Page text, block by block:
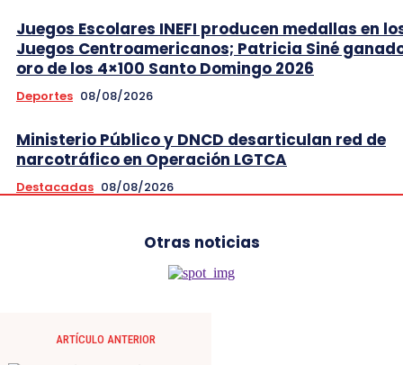
Juegos Escolares INEFI producen medallas en
Juegos Centroamericanos; Patricia Siné
oro de los 4×100 Santo Domingo 2026
Deportes 08/08/2026
Ministerio Público y DNCD desarticulan red de
narcotráfico en Operación LGTCA
Destacadas 08/08/2026
Otras noticias
ARTÍCULO ANTERIOR